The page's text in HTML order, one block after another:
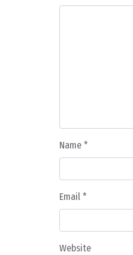
Name *
Email *
Website